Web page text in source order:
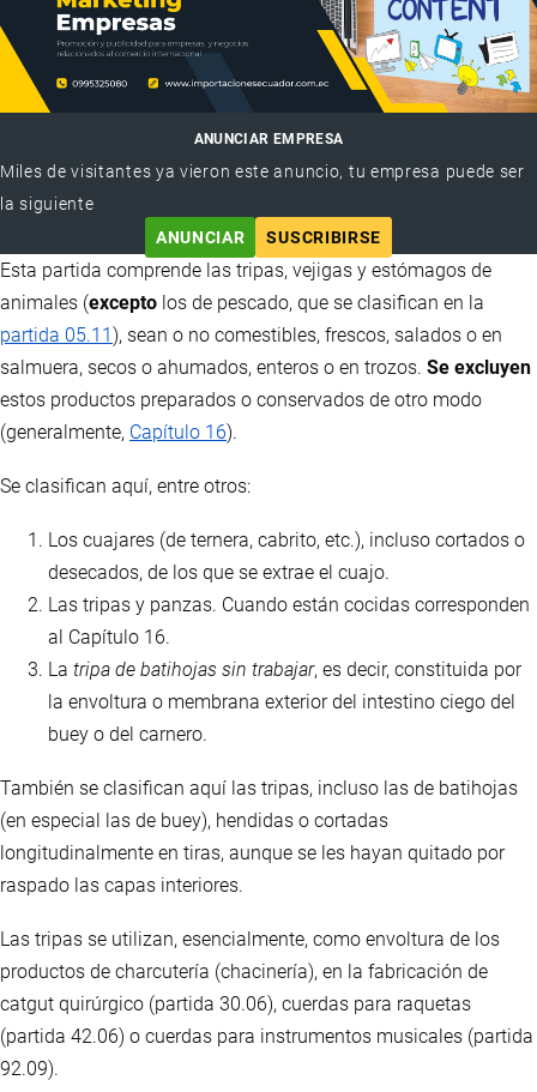
ANUNCIAR EMPRESA
Miles de visitantes ya vieron este anuncio, tu empresa puede ser
la siguiente
ANUNCIAR
SUSCRIBIRSE
Esta partida comprende las tripas, vejigas y estómagos de
animales (excepto los de pescado, que se clasifican en la
partida 05.11 ), sean o no comestibles, frescos, salados o en
salmuera, secos o ahumados, enteros o en trozos. Se excluyen
estos productos preparados o conservados de otro modo
(generalmente, Capítulo 16).
Se clasifican aquí, entre otros:
Los cuajares (de ternera, cabrito, etc.), incluso cortados o
desecados, de los que se extrae el cuajo.
Las tripas y panzas. Cuando están cocidas corresponden
al Capítulo 16.
La tripa de batihojas sin trabajar, es decir, constituida por
la envoltura o membrana exterior del intestino ciego del
buey o del carnero.
También se clasifican aquí las tripas, incluso las de batihojas
(en especial las de buey), hendidas o cortadas
longitudinalmente en tiras, aunque se les hayan quitado por
raspado las capas interiores.
Las tripas se utilizan, esencialmente, como envoltura de los
productos de charcutería (chacinería), en la fabricación de
catgut quirúrgico (partida 30.06), cuerdas para raquetas
(partida 42.06) o cuerdas para instrumentos musicales (partida
92.09).